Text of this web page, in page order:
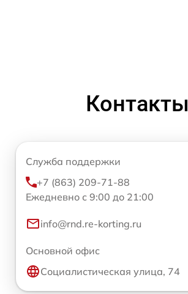
Контакты
Служба поддержки
+7 (863) 209-71-88
Ежедневно с 9:00 до 21:00
info@rnd.re-korting.ru
Основной офис
Социалистическая улица, 74